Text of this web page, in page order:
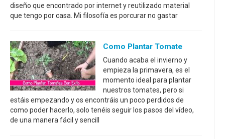
diseño que encontrado por internet y reutilizado material
que tengo por casa. Mi filosofía es porcurar no gastar
Como Plantar Tomate
Cuando acaba el invierno y
empieza la primavera, es el
momento ideal para plantar
nuestros tomates, pero si
estáis empezando y os encontráis un poco perdidos de
como poder hacerlo, solo tenéis seguir los pasos del vídeo,
de una manera fácil y sencill